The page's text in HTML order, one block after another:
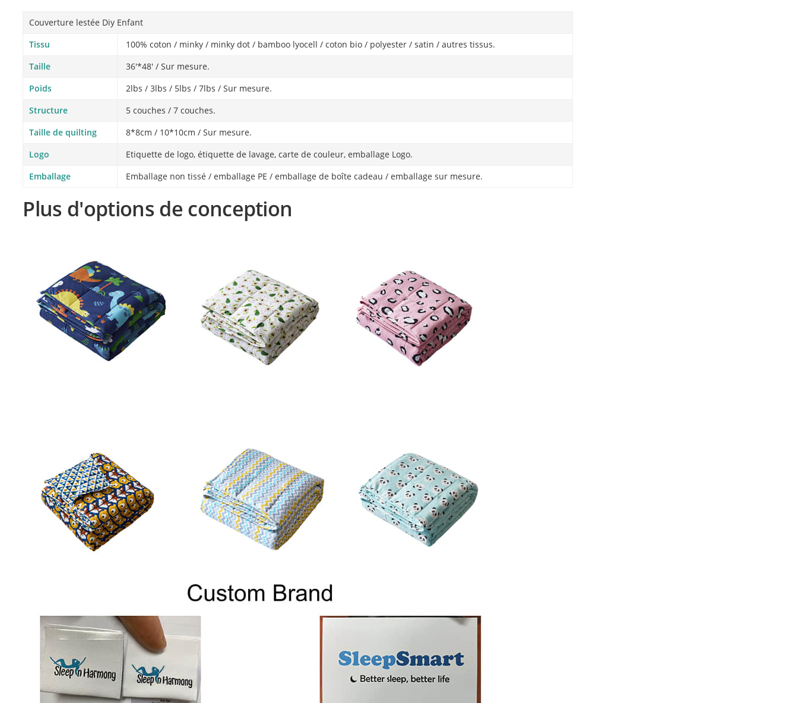
Couverture lestée Diy Enfant
Tissu
100% coton / minky / minky dot / bamboo lyocell / coton bio / polyester / satin / autres tissus.
Taille
36'*48′ / Sur mesure.
Poids
2lbs / 3lbs / 5lbs / 7lbs / Sur mesure.
Structure
5 couches / 7 couches.
Taille de quilting
8*8cm / 10*10cm / Sur mesure.
Logo
Etiquette de logo, étiquette de lavage, carte de couleur, emballage Logo.
Emballage
Emballage non tissé / emballage PE / emballage de boîte cadeau / emballage sur mesure.
Plus d'options de conception